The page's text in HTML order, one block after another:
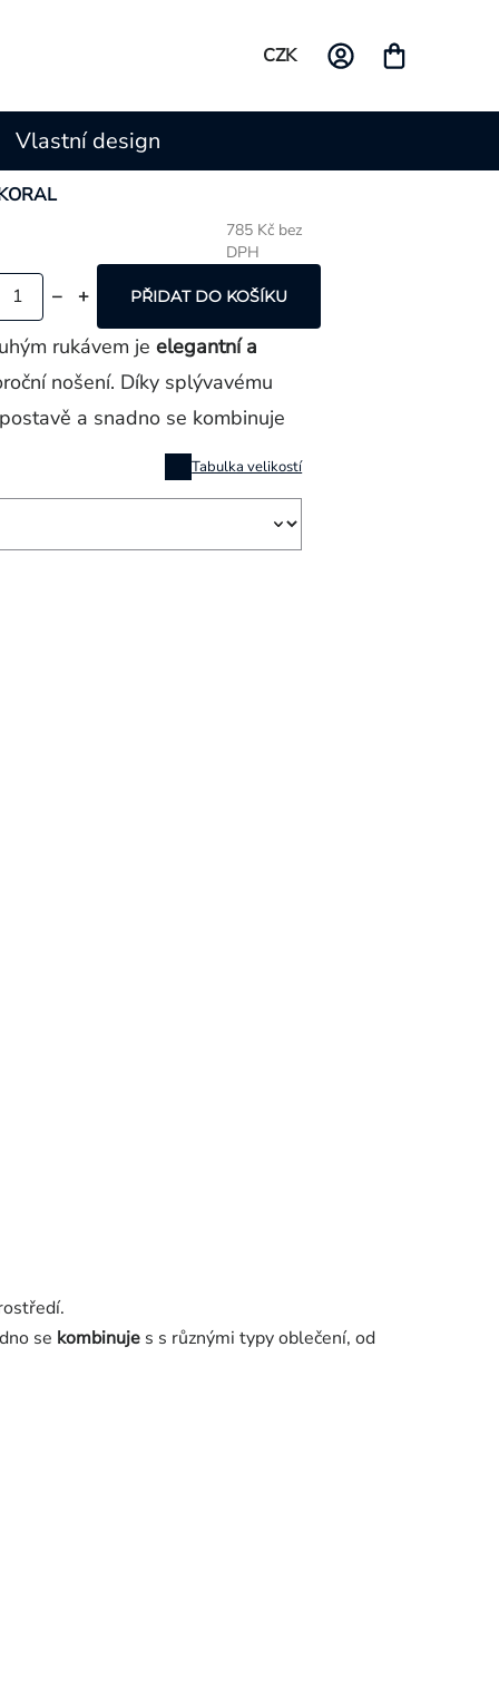
CZK
Vlastní design
785 Kč bez
DPH
Tabulka velikostí
PŘIDAT DO KOŠÍKU
rukávem je elegantní a
nošení. Díky splývavému
a snadno se kombinuje
se kombinuje s s různými typy oblečení, od